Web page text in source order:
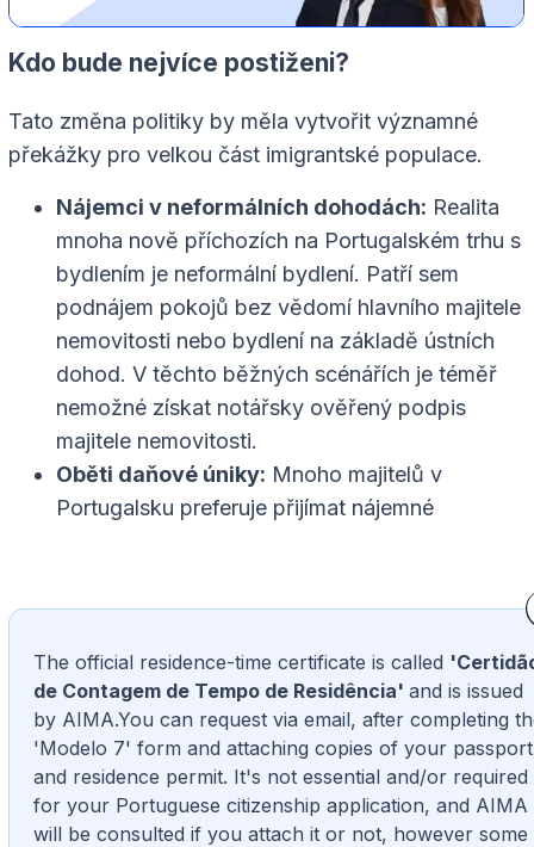
Kdo bude nejvíce postiženi?
Tato změna politiky by měla vytvořit významné
překážky pro velkou část imigrantské populace.
Nájemci v neformálních dohodách: Realita
mnoha nově příchozích na Portugalském trhu s
bydlením je neformální bydlení. Patří sem
podnájem pokojů bez vědomí hlavního majitele
nemovitosti nebo bydlení na základě ústních
dohod. V těchto běžných scénářích je téměř
nemožné získat notářsky ověřený podpis
majitele nemovitosti.
Oběti daňové úniky: Mnoho majitelů v
Portugalsku preferuje přijímat nájemné
The official residence-time certificate is called
de Contagem de Tempo de Residência' and is issued
by AIMA.You can request via email, after completing
'Modelo 7' form and attaching copies of your passport
and residence permit. It's not essential and/or required
for your Portuguese citizenship application, and AIMA
will be consulted if you attach it or not, however some